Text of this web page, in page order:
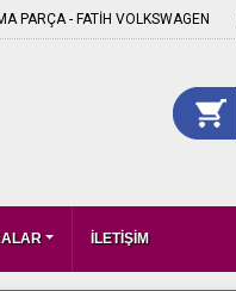
PARÇA - FATİH VOLKSWAGEN
İLETİŞİM